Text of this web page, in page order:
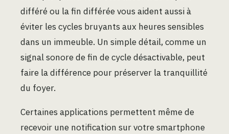
différé ou la fin différée vous aident aussi à
éviter les cycles bruyants aux heures sensibles
dans un immeuble. Un simple détail, comme un
signal sonore de fin de cycle désactivable, peut
faire la différence pour préserver la tranquillité
du foyer.
Certaines applications permettent même de
recevoir une notification sur votre smartphone